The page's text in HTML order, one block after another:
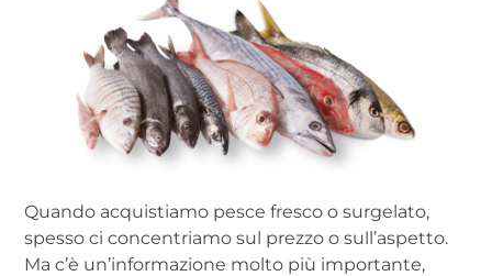
Quando acquistiamo pesce fresco o surgelato,
spesso ci concentriamo sul prezzo o sull’aspetto.
Ma c’è un’informazione molto più importante,